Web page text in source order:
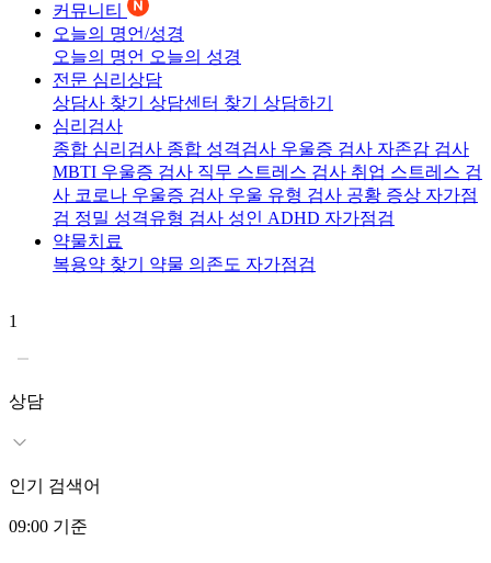
커뮤니티
오늘의 명언/성경
오늘의 명언 오늘의 성경
전문 심리상담
상담사 찾기 상담센터 찾기 상담하기
심리검사
종합 심리검사 종합 성격검사 우울증 검사 자존감 검사
MBTI 우울증 검사 직무 스트레스 검사 취업 스트레스 검
사 코로나 우울증 검사 우울 유형 검사 공황 증상 자가점
검 정밀 성격유형 검사 성인 ADHD 자가점검
약물치료
복용약 찾기 약물 의존도 자가점검
1
상담
인기 검색어
09:00 기준